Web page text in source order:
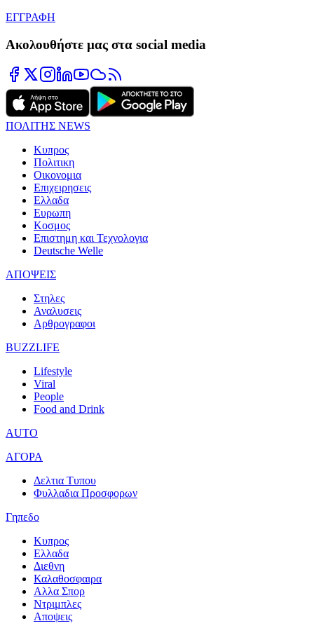
ΕΓΓΡΑΦΗ
Ακολουθήστε μας στα social media
ΠΟΛΙΤΗΣ NEWS
Κυπρος
Πολιτικη
Οικονομια
Επιχειρησεις
Ελλαδα
Ευρωπη
Κοσμος
Επιστημη και Τεχνολογια
Deutsche Welle
ΑΠΟΨΕΙΣ
Στηλες
Αναλυσεις
Αρθρογραφοι
BUZZLIFE
Lifestyle
Viral
People
Food and Drink
AUTO
ΑΓΟΡΑ
Δελτια Τυπου
Φυλλαδια Προσφορων
Γηπεδο
Κυπρος
Ελλαδα
Διεθνη
Καλαθοσφαιρα
Αλλα Σπορ
Ντριμπλες
Αποψεις